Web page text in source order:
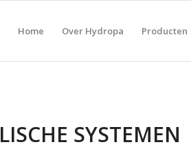
Home Over Hydropa Producten
SYSTEMEN